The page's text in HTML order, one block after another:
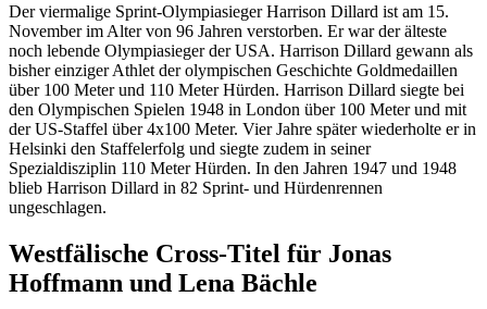
Der viermalige Sprint-Olympiasieger Harrison Dillard ist am 15.
November im Alter von 96 Jahren verstorben. Er war der älteste
noch lebende Olympiasieger der USA. Harrison Dillard gewann als
bisher einziger Athlet der olympischen Geschichte Goldmedaillen
über 100 Meter und 110 Meter Hürden. Harrison Dillard siegte bei
den Olympischen Spielen 1948 in London über 100 Meter und mit
der US-Staffel über 4x100 Meter. Vier Jahre später wiederholte er in
Helsinki den Staffelerfolg und siegte zudem in seiner
Spezialdisziplin 110 Meter Hürden. In den Jahren 1947 und 1948
blieb Harrison Dillard in 82 Sprint- und Hürdenrennen
ungeschlagen.
Westfälische Cross-Titel für Jonas
Hoffmann und Lena Bächle